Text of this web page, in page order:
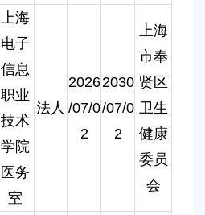
上海
电子
信息
职业
技术
学院
医务
室
法人
2026
/07/0
2
2030
/07/0
2
上海
市奉
贤区
卫生
健康
委员
会